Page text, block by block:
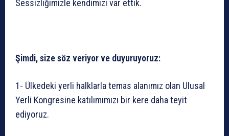
Sessizliğimizle kendimizi var ettik.
Şimdi, size söz veriyor ve duyuruyoruz:
1- Ülkedeki yerli halklarla temas alanımız olan Ulusal
Yerli Kongresine katılımımızı bir kere daha teyit
ediyoruz.